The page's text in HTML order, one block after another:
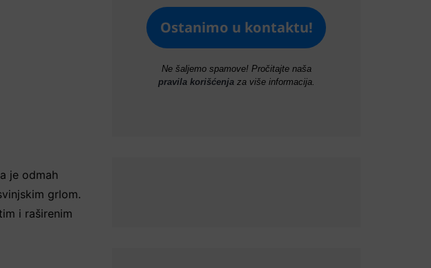
je odmah
grlom.
i raširenim
Ne šaljemo spamove! Pročitajte naša
pravila korišćenjaza više informacija.